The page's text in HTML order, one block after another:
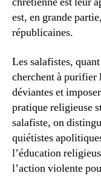
est, en grande
républicaines.
Les salafistes,
cherchent à purifier
déviantes et
pratique religieuse
salafiste, on
quiétistes
l’éducation
l’action violente